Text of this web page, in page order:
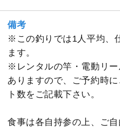
備考
※この釣りでは1人平均、
ます。
※レンタルの竿・電動リ
ありますので、ご予約時
ト数をご記載下さい。
食事は各自持参の上、ご自